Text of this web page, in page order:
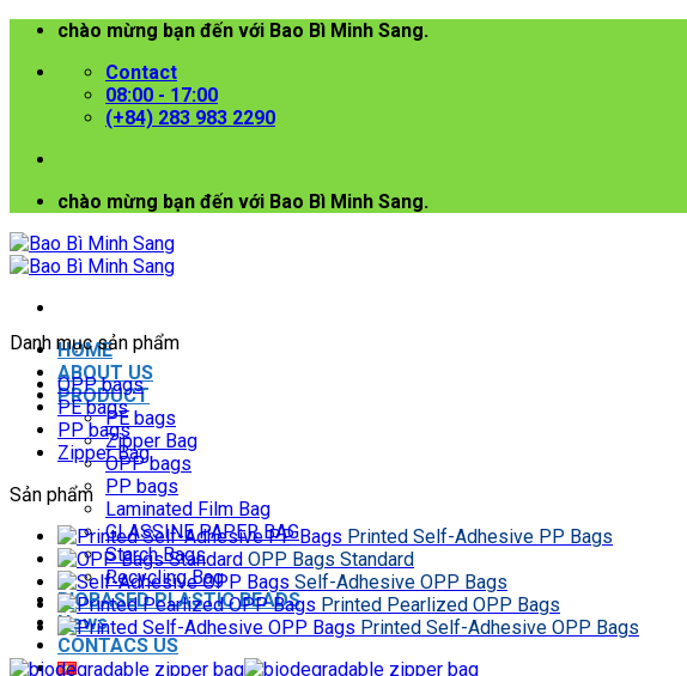
Skip
content
chào mừng bạn đến với Bao Bì Minh Sang.
Contact
08:00 - 17:00
(+84) 283 983 2290
chào mừng bạn đến với Bao Bì Minh Sang.
HOME
ABOUT US
PRODUCT
PE bags
Zipper Bag
OPP bags
PP bags
Laminated Film Bag
GLASSINE PAPER BAG
Starch Bags
Recycling Bag
BIOBASED PLASTIC BEADS
News
CONTACS US
Danh mục sản phẩm
OPP bags
PE bags
PP bags
Zipper Bag
Sản phẩm
Printed Self-Adhesive PP Bags
OPP Bags Standard
Self-Adhesive OPP Bags
Printed Pearlized OPP Bags
Printed Self-Adhesive OPP Bags